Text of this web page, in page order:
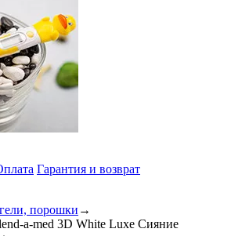
Гарантия и возврат
порошки →
a-med 3D White Luxe Сияние